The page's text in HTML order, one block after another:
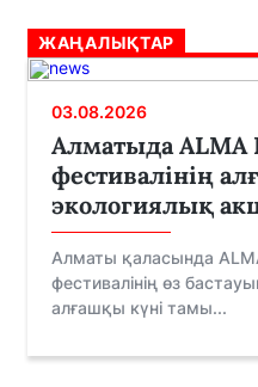
ЖАҢАЛЫҚТАР
03.08.2026
Алматыда ALMA
фестивалінің
экологиялық
Алматы қаласында
фестивалінің өз
алғашқы күні тамы...